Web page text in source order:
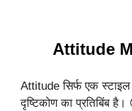
Attitude
Attitude सिर्फ एक
दृष्टिकोण का प्रतिबिंब